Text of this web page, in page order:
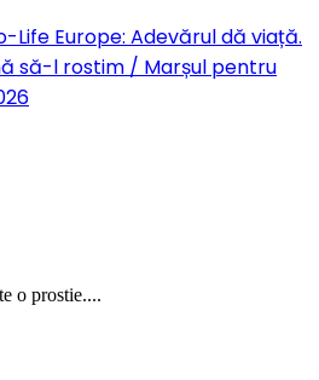
Life Europe: Adevărul dă viață.
să-l rostim / Marșul pentru
o prostie....